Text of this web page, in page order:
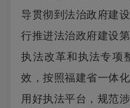
导贯彻到法治政府建
行推进法治政府建设
执法改革和执法专项
效，按照福建省一体
用好执法平台，规范